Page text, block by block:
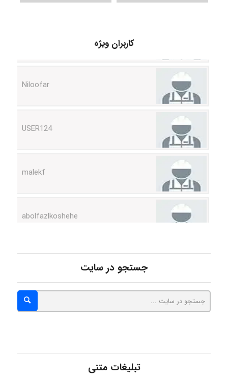
کاربران ویژه
A.balandeh
جستجو در سایت
تبلیغات متنی